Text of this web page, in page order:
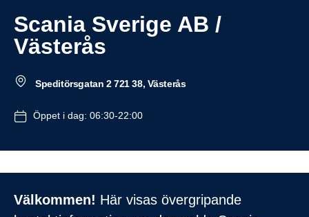
Scania Sverige AB /
Västerås
Speditörsgatan 2 721 38, Västerås
Öppet i dag: 06:30-22:00
Välkommen! Här visas övergripande